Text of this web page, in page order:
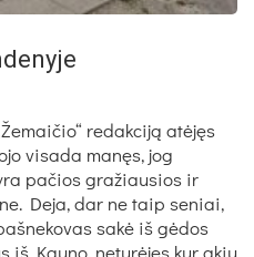
redakciją atėjęs
visada manęs, jog
pačios gražiausios ir
Deja, dar ne taip seniai,
sakė iš gėdos